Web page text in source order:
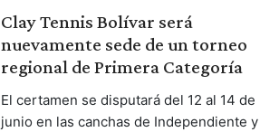
Clay Tennis Bolívar será
nuevamente sede de un torneo
regional de Primera Categoría
El certamen se disputará del 12 al 14 de
junio en las canchas de Independiente y